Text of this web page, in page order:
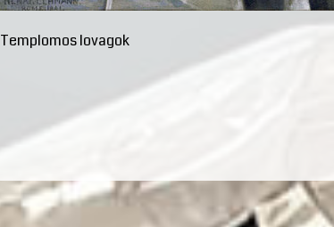
Templomos lovagok